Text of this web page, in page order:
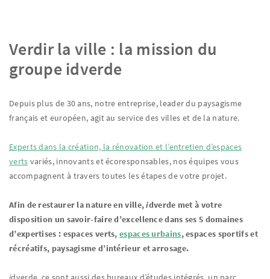
Verdir la ville : la mission du
groupe idverde
Depuis plus de 30 ans, notre entreprise, leader du paysagisme
français et européen, agit au service des villes et de la nature.
Experts dans la création, la rénovation et l’entretien d’espaces
verts variés, innovants et écoresponsables, nos équipes vous
accompagnent à travers toutes les étapes de votre projet.
Afin de restaurer la nature en ville,idverde met à votre
disposition un savoir-faire d’excellence dans ses 5 domaines
d’expertises : espaces verts,espaces urbains, espaces sportifs et
récréatifs, paysagisme d’intérieur et arrosage.